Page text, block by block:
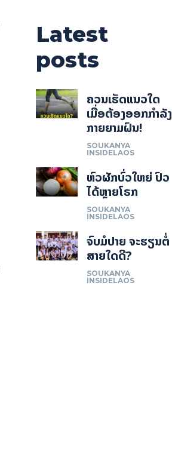
Latest
posts
ຄວນເຮັດແນວໃດ
ເມື່ອຕ້ອງອອກກຳລັງ
ກາຍຍາມຝົນ!
SOUKANYA
INSIDELAOS
ຫົວຜັກບົ່ວໃຫຍ່ ປົວ
ໄດ້ຫຼາຍໂຣກ
SOUKANYA
INSIDELAOS
ຈົບມໍປາຍ ຈະຮຽນຕໍ່
ສາຍໃດດີ?
SOUKANYA
INSIDELAOS